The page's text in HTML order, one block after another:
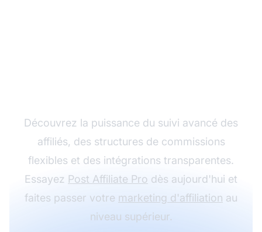
Découvrez la puissance du suivi avancé des
affiliés, des structures de commissions
flexibles et des intégrations transparentes.
Essayez Post Affiliate Pro dès aujourd'hui et
faites passer votre marketing d'affiliation au
niveau supérieur.